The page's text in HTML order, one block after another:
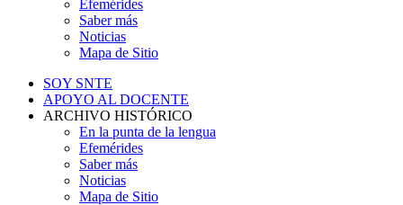
Efemérides
Saber más
Noticias
Mapa de Sitio
SOY SNTE
APOYO AL DOCENTE
ARCHIVO HISTÓRICO
En la punta de la lengua
Efemérides
Saber más
Noticias
Mapa de Sitio